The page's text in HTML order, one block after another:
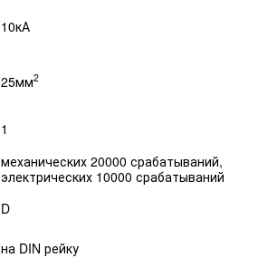
10кА
25мм2
1
механических 20000 срабатываний,
электрических 10000 срабатываний
D
на DIN рейку